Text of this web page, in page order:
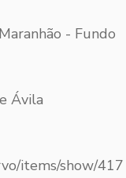
- Fundo
Ávila
items/show/417